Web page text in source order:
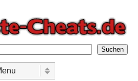
Suchen